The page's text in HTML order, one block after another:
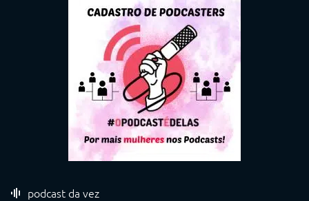
podcast da vez